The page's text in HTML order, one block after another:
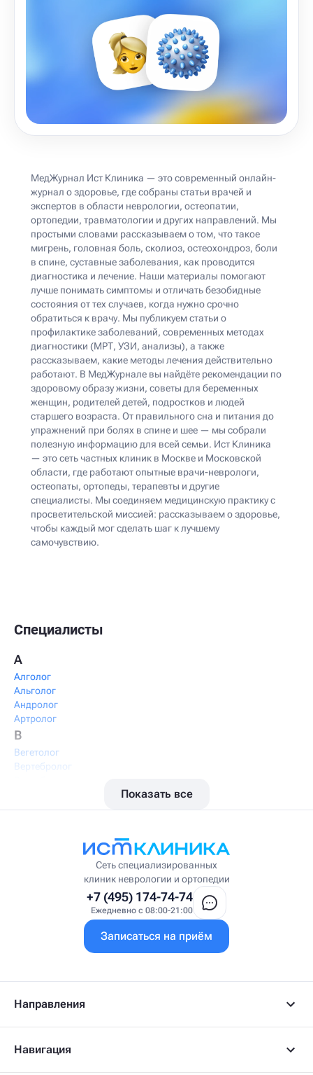
МедЖурнал Ист Клиника — это современный онлайн-
журнал о здоровье, где собраны статьи врачей и
экспертов в области неврологии, остеопатии,
ортопедии, травматологии и других направлений. Мы
простыми словами рассказываем о том, что такое
мигрень, головная боль, сколиоз, остеохондроз, боли
в спине, суставные заболевания, как проводится
диагностика и лечение. Наши материалы помогают
лучше понимать симптомы и отличать безобидные
состояния от тех случаев, когда нужно срочно
обратиться к врачу. Мы публикуем статьи о
профилактике заболеваний, современных методах
диагностики (МРТ, УЗИ, анализы), а также
рассказываем, какие методы лечения действительно
работают. В МедЖурнале вы найдёте рекомендации по
здоровому образу жизни, советы для беременных
женщин, родителей детей, подростков и людей
старшего возраста. От правильного сна и питания до
упражнений при болях в спине и шее — мы собрали
полезную информацию для всей семьи. Ист Клиника
— это сеть частных клиник в Москве и Московской
области, где работают опытные врачи-неврологи,
остеопаты, ортопеды, терапевты и другие
специалисты. Мы соединяем медицинскую практику с
просветительской миссией: рассказываем о здоровье,
чтобы каждый мог сделать шаг к лучшему
самочувствию.
Специалисты
А
Алголог
Альголог
Андролог
Артролог
В
Вегетолог
Вертебролог
Висцеральный массажист
Врач интегративной медицины
Врач первичного приёма
Гастроэнтеролог-гепатолог
Гериатр
Гинеколог
Гирудолог
Показать все
Сеть специализированных
клиник неврологии и ортопедии
+7 (495) 174-74-74
Ежедневно с 08:00-21:00
Записаться на приём
Направления
Навигация